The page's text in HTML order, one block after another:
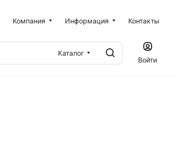
Компания Информация Контакты
Каталог
Войти